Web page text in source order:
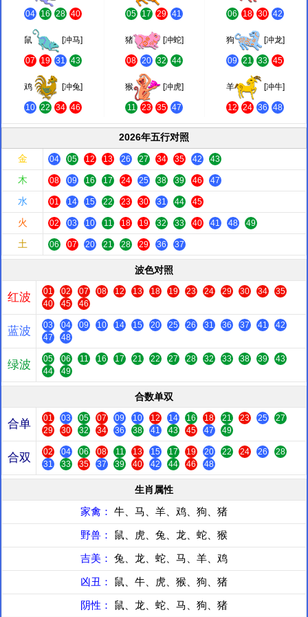
04 16 28 40 05 17 29 41 06 18 30 42
鼠 [冲马]
07 19 31 43
猪 [冲蛇]
08 20 32 44
狗 [冲龙]
09 21 33 45
鸡 [冲兔]
10 22 34 46
猴 [冲虎]
11 23 35 47
羊 [冲牛]
12 24 36 48
2026年五行对照
金
04 05 12 13 26 27 34 35 42 43
木 08 09 16 17 24 25 38 39 46 47
水 01 14 15 22 23 30 31 44 45
火 02 03 10 11 18 19 32 33 40 41 48 49
土 06 07 20 21 28 29 36 37
波色对照
红波 01 02 07 08 12 13 18 19 23 24 29 30 34
35
40
45 46
蓝波 03 04 09 10 14 15 20 25 26 31 36 37 41
42
47
48
绿波 05 06 11 16 17 21 22 27 28 32 33 38 39
43
44
49
合数单双
合单 01 03 05 07 09 10 12 14 16 18 21 23 25
27
29
30 32 34 36 38 41 43 45 47 49
合双 02 04 06 08 11 13 15 17 19 20 22 24 26
28
31
33 35 37 39 40 42 44 46 48
生肖属性
家禽： 牛、马、羊、鸡、狗、猪
野兽： 鼠、虎、兔、龙、蛇、猴
吉美： 兔、龙、蛇、马、羊、鸡
凶丑： 鼠、牛、虎、猴、狗、猪
阴性： 鼠、龙、蛇、马、狗、猪